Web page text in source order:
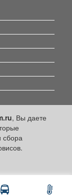
, Вы даете
сбора
рекламы»,
и